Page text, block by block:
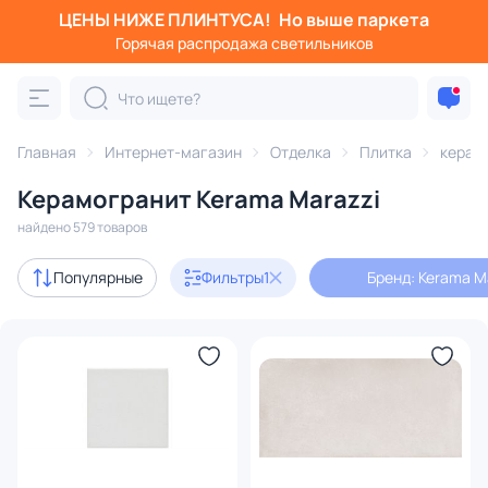
ЦЕНЫ НИЖЕ ПЛИНТУСА! Но выше паркета
Горячая распродажа светильников
Главная Интернет-магазин Отделка Плитка
Керамогранит Kerama Marazzi
найдено 579 товаров
Популярные Фильтры1 Бренд: Kerama
Фильтры
Категория:
керамическая керамогранит напольная
В наличии 579